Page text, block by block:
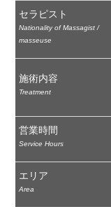
セラピスト
Nationality of Massagist /
masseuse
施術内容
Treatment
営業時間
Service Hours
エリア
Area